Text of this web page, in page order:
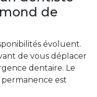
de
évoluent.
de vous déplacer
dentaire. Le
permanence est